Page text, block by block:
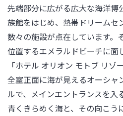
先端部分に広がる広大な海洋博
族館をはじめ、熱帯ドリームセ
数々の施設が点在しています。
位置するエメラルドビーチに面
「ホテル オリオン モトブ リゾ
全室正面に海が見えるオーシャ
ルで、メインエントランスを入
青くきらめく海と、その向こう